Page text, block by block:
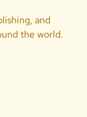
and
the world.